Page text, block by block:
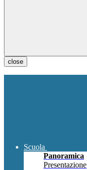
close
Scuola
Panoramica
Presentazione